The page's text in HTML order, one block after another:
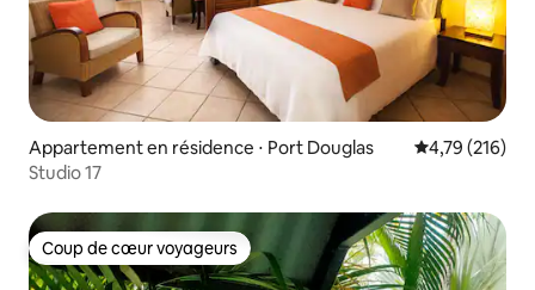
Appartement en résidence ⋅ Port Douglas Évaluation
4,79 (216)
Studio 17
Coup de cœur voyageurs
Coup de cœur voyageurs